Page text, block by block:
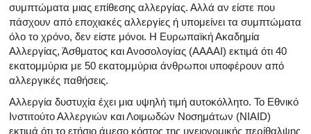
συμπτώματα μιας επίθεσης αλλεργίας. Αλλά αν είστε που
πάσχουν από εποχιακές αλλεργίες ή υπομείνει τα συμπτώματα
όλο το χρόνο, δεν είστε μόνοι. Η Ευρωπαϊκή Ακαδημία
Αλλεργίας, Άσθματος και Ανοσολογίας (AAAAI) εκτιμά ότι 40
εκατομμύρια με 50 εκατομμύρια άνθρωποι υποφέρουν από
αλλεργικές παθήσεις.
Αλλεργία δυστυχία έχει μια υψηλή τιμή αυτοκόλλητο. Το Εθνικό
Ινστιτούτο Αλλεργιών και Λοιμωδών Νοσημάτων (NIAID)
εκτιμά ότι το ετήσιο άμεσο κόστος της υγειονομικής περίθαλψης